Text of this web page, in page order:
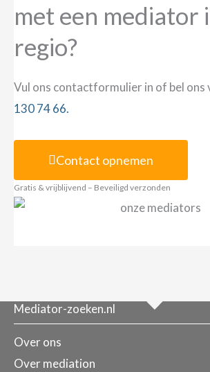
met een mediator
regio?
Vul ons contactformulier in of bel ons
130 74 66.
Contact opnemen
Gratis & vrijblijvend – Beveiligd verzonden
Mediator-zoeken.nl
Over ons
Over mediation